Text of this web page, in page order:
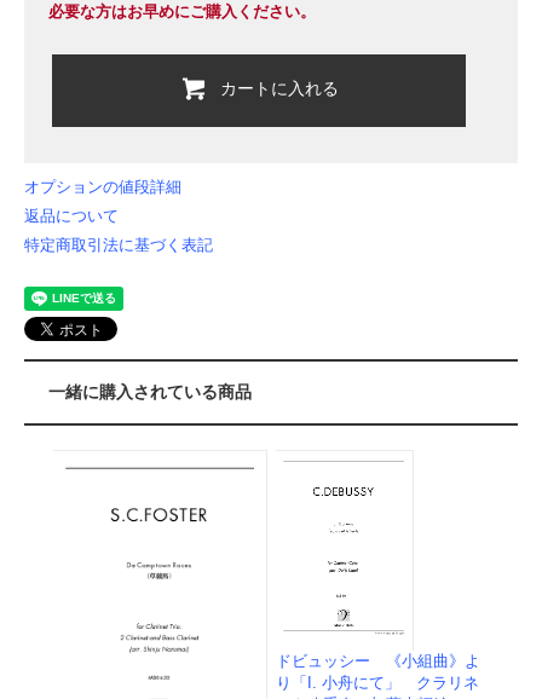
必要な方はお早めにご購入ください。
カートに入れる
オプションの値段詳細
返品について
特定商取引法に基づく表記
一緒に購入されている商品
ドビュッシー 《小組曲》よ
り「I. 小舟にて」 クラリネ